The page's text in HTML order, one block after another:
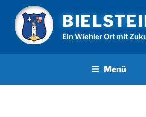
Inhalt
springen
Ein Wiehler Ort mit
Menü